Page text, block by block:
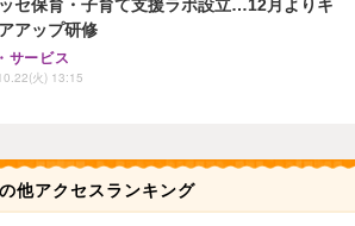
セ保育・子育て支援ラボ設立…12月よりキ
アップ研修
サービス
火) 13:15
他アクセスランキング